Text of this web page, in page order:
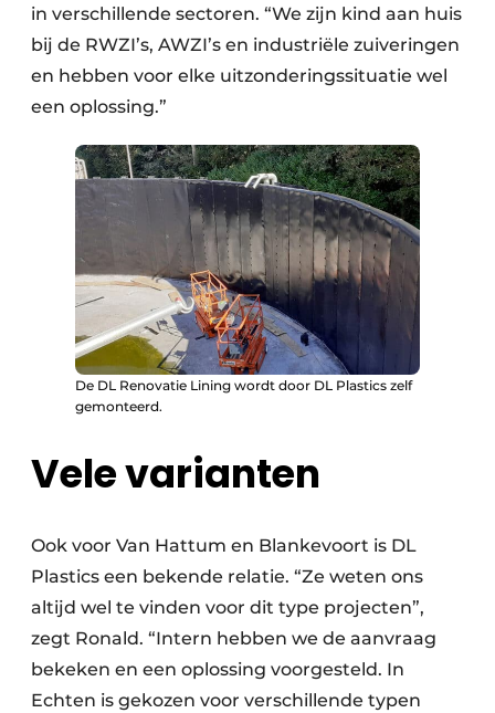
in verschillende sectoren. “We zijn kind aan huis
bij de RWZI’s, AWZI’s en industriële zuiveringen
en hebben voor elke uitzonderingssituatie wel
een oplossing.”
De DL Renovatie Lining wordt door DL Plastics zelf
gemonteerd.
Vele varianten
Ook voor Van Hattum en Blankevoort is DL
Plastics een bekende relatie. “Ze weten ons
altijd wel te vinden voor dit type projecten”,
zegt Ronald. “Intern hebben we de aanvraag
bekeken en een oplossing voorgesteld. In
Echten is gekozen voor verschillende typen